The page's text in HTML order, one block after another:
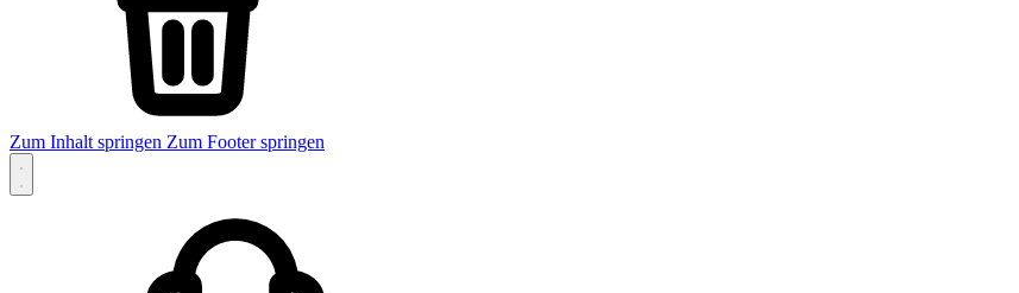
Zum Inhalt springen Zum Footer springen